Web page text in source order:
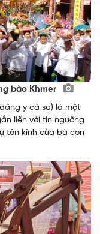
bào Khmer
y cà sa) là một
liền với tín ngưỡng
tôn kính của bà con